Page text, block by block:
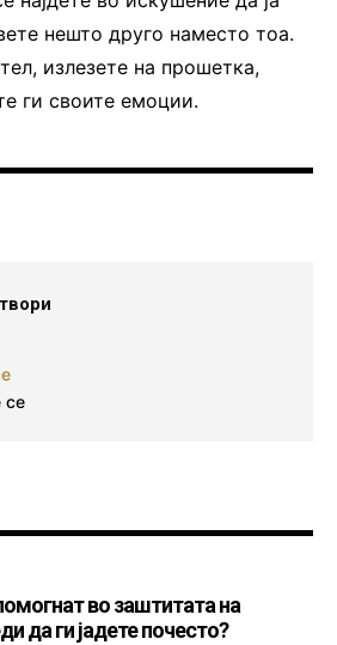
нешто друго наместо тоа.
излезете на прошетка,
ги своите емоции.
се
во заштитата на
да ги јадете почесто?